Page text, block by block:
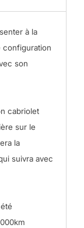
à la
configuration
son
cabriolet
sur le
la
suivra avec